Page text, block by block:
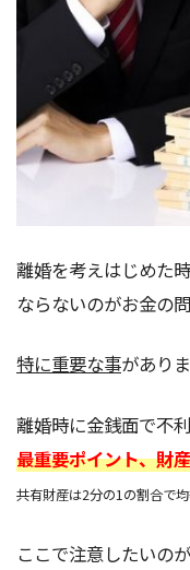
離婚を考えはじめた
ならないのがお金の問
特に重要な事があり
離婚時に金銭面で不
最重要ポイント、財
共有財産は2分の1の割合で
ここで注意したいのが